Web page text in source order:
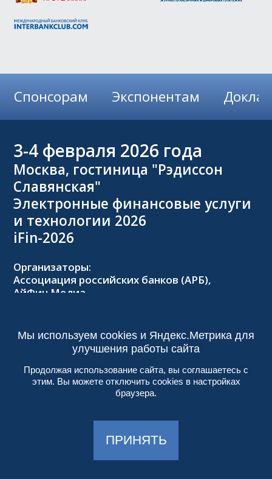
Спонсорам Экспонентам
3-4 февраля 2026 года
Москва, гостиница "Рэдиссон
Славянская"
Электронные финансовые услуги
и технологии 2026
iFin-2026
Организаторы:
Ассоциация российских банков (АРБ),
АйФин Медиа
Тел.: +7 (495) 229-8502, 2026@forumifin.ru
© 2013-2024, ООО «АйФин Медиа»
Пользовательское соглашение
Создание сайта:
Мы используем cookies и Яндекс.Метрика для
улучшения работы сайта
Продолжая использование сайта, вы соглашаетесь с
этим. Вы можете отключить cookies в настройках
браузера.
ПРИНЯТЬ